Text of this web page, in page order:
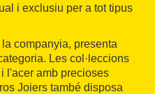
i exclusiu per a tot tipus
companyia, presenta
Les col·leccions
l'acer amb precioses
Joiers també disposa